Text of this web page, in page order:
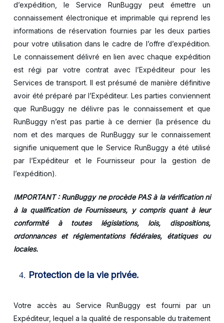
d’expédition, le Service RunBuggy peut émettre un
connaissement électronique et imprimable qui reprend les
informations de réservation fournies par les deux parties
pour votre utilisation dans le cadre de l’offre d’expédition.
Le connaissement délivré en lien avec chaque expédition
est régi par votre contrat avec l’Expéditeur pour les
Services de transport. Il est présumé de manière définitive
avoir été préparé par l’Expéditeur. Les parties conviennent
que RunBuggy ne délivre pas le connaissement et que
RunBuggy n’est pas partie à ce dernier (la présence du
nom et des marques de RunBuggy sur le connaissement
signifie uniquement que le Service RunBuggy a été utilisé
par l’Expéditeur et le Fournisseur pour la gestion de
l’expédition).
IMPORTANT : RunBuggy ne procède PAS à la vérification ni
à la qualification de Fournisseurs, y compris quant à leur
conformité à toutes législations, lois, dispositions,
ordonnances et réglementations fédérales, étatiques ou
locales.
Protection de la vie privée.
Votre accès au Service RunBuggy est fourni par un
Expéditeur, lequel a la qualité de responsable du traitement